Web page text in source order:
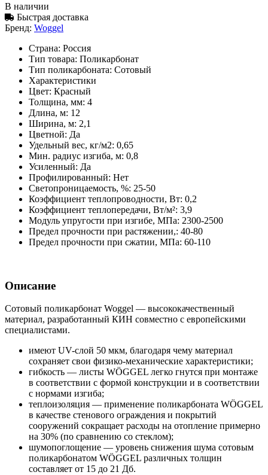
В наличии
Быстрая доставка
Бренд: Woggel
Страна: Россия
Тип товара: Поликарбонат
Тип поликарбоната: Сотовый
Характеристики
Цвет: Красный
Толщина, мм: 4
Длина, м: 12
Ширина, м: 2,1
Цветной: Да
Удельный вес, кг/м2: 0,65
Мин. радиус изгиба, м: 0,8
Усиленный: Да
Профилированный: Нет
Светопроницаемость, %: 25-50
Коэффициент теплопроводности, Вт: 0,2
Коэффициент теплопередачи, Вт/м²: 3,9
Модуль упругости при изгибе, МПа: 2300-2500
Предел прочности при растяжении,: 40-80
Предел прочности при сжатии, МПа: 60-110
Описание
Сотовый поликарбонат Woggel — высококачественный
материал, разработанный КИН совместно с европейскими
специалистами.
имеют UV-слой 50 мкм, благодаря чему материал
сохраняет свои физико-механические характеристики;
гибкость — листы WÖGGEL легко гнутся при монтаже
в соответствии с формой конструкции и в соответствии
с нормами изгиба;
теплоизоляция — применение поликарбоната WÖGGEL
в качестве стенового ограждения и покрытий
сооружений сокращает расходы на отопление примерно
на 30% (по сравнению со стеклом);
шумопоглощение — уровень снижения шума сотовым
поликарбонатом WÖGGEL различных толщин
составляет от 15 до 21 Дб.